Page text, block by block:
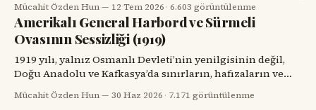
bir döneminde yeniden göç yollarına düşen iki
topluluğun hikâyesini dikkatinize sunacağım. Kars’ın
eski köylerinde kalın taş duvarlı bir eve, ahşap bir
verandaya, artık dönmeyen bir su değirmenine veya
Mücahit Özden Hun 12 Tem 2026 ·6.603 görüntülenme
Amerikalı General Harbord ve Sürmeli
Ovasının Sessizliği (1919)
1919 yılı, yalnız Osmanlı Devleti’nin yenilgisinin değil,
Doğu Anadolu ve Kafkasya’da sınırların, hafızaların ve
komşulukların parçalandığı bir yıldı. Savaş bitmiş
görünüyordu; fakat savaşın geride bıraktığı öfke, açlık,
Mücahit Özden Hun 30 Haz 2026 · 7.171 görüntülenme